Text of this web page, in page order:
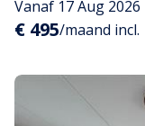
Vanaf 17 Aug 2026
€ 495/maand incl.